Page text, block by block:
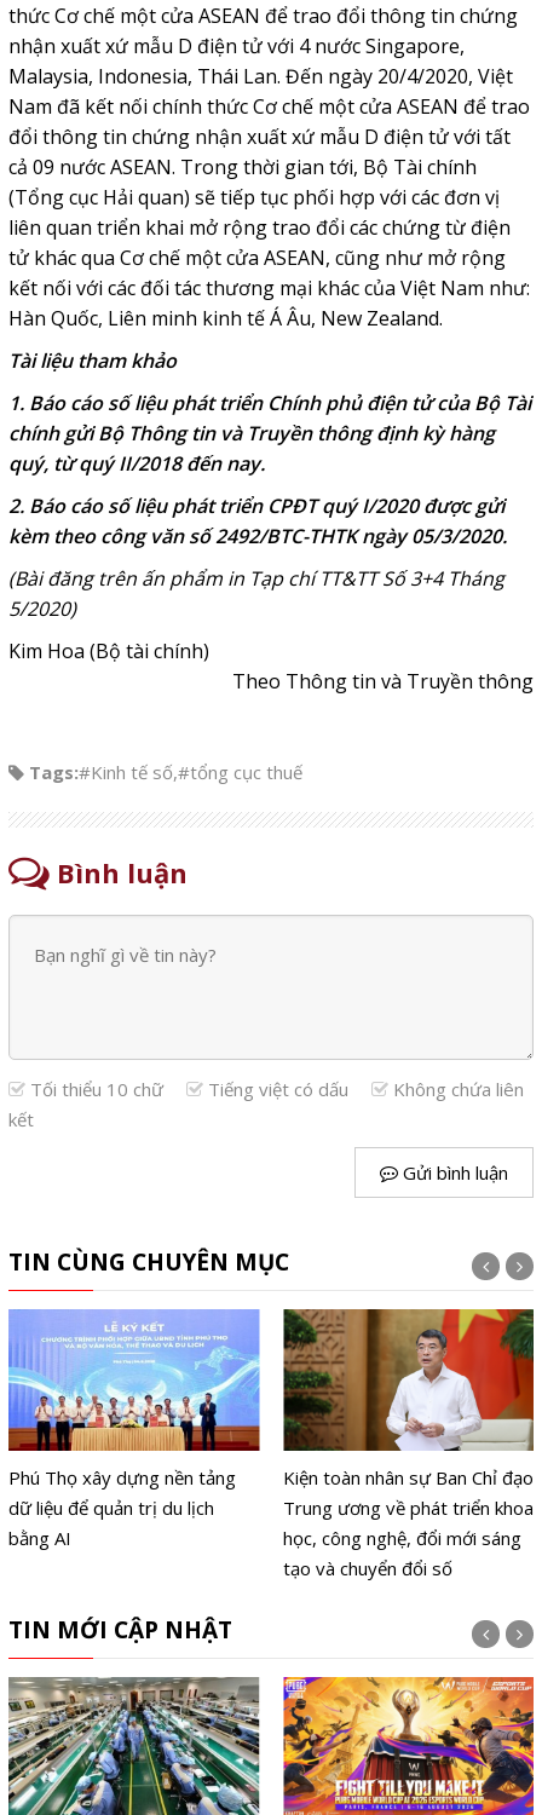
thức Cơ chế một cửa ASEAN để trao đổi thông tin chứng
nhận xuất xứ mẫu D điện tử với 4 nước Singapore,
Malaysia, Indonesia, Thái Lan. Đến ngày 20/4/2020, Việt
Nam đã kết nối chính thức Cơ chế một cửa ASEAN để trao
đổi thông tin chứng nhận xuất xứ mẫu D điện tử với tất
cả 09 nước ASEAN. Trong thời gian tới, Bộ Tài chính
(Tổng cục Hải quan) sẽ tiếp tục phối hợp với các đơn vị
liên quan triển khai mở rộng trao đổi các chứng từ điện
tử khác qua Cơ chế một cửa ASEAN, cũng như mở rộng
kết nối với các đối tác thương mại khác của Việt Nam như:
Hàn Quốc, Liên minh kinh tế Á Âu, New Zealand.
Tài liệu tham khảo
1. Báo cáo số liệu phát triển Chính phủ điện tử của Bộ Tài
chính gửi Bộ Thông tin và Truyền thông định kỳ hàng
quý, từ quý II/2018 đến nay.
2. Báo cáo số liệu phát triển CPĐT quý I/2020 được gửi
kèm theo công văn số 2492/BTC-THTK ngày 05/3/2020.
(Bài đăng trên ấn phẩm in Tạp chí TT&TT Số 3+4 Tháng
5/2020)
Kim Hoa (Bộ tài chính)
Theo Thông tin và Truyền thông
Tags:#Kinh tế số,#tổng cục thuế
Bình luận
Tối thiểu 10 chữ Tiếng việt có dấu
Không chứa liên
kết
Gửi bình luận
TIN CÙNG CHUYÊN MỤC
Phú Thọ xây dựng nền tảng
dữ liệu để quản trị du lịch
bằng AI
Kiện toàn nhân sự Ban Chỉ đạo
Trung ương về phát triển khoa
học, công nghệ, đổi mới sáng
tạo và chuyển đổi số
TIN MỚI CẬP NHẬT